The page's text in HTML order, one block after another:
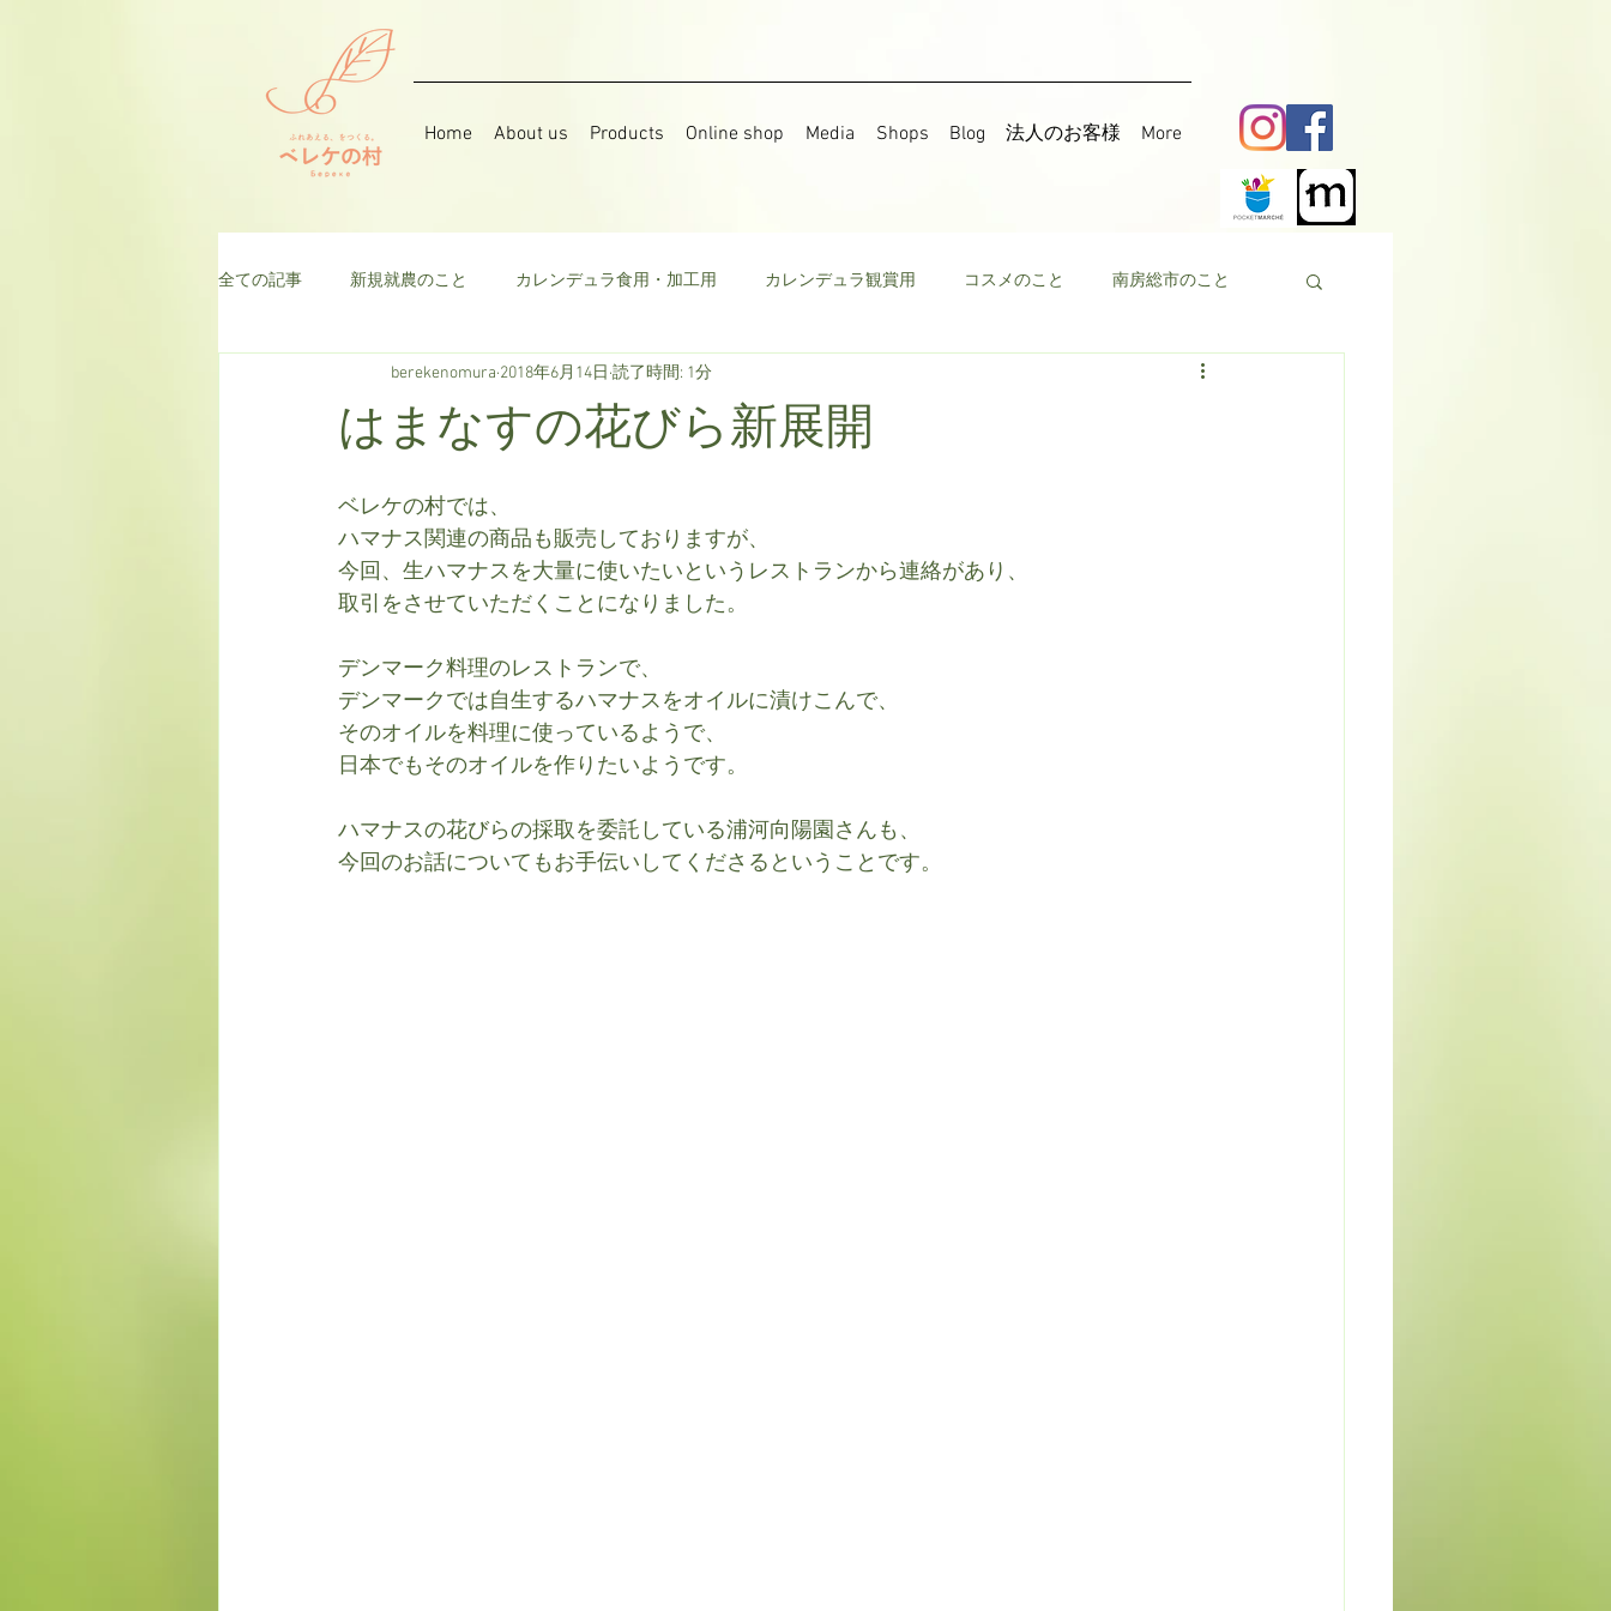
Home About us Products Online shop Media Shops Blog 法人のお客様 More
全ての記事 新規就農のこと カレンデュラ食用・加工用 カレンデュラ観賞用 コスメのこと 南房総市のこと
そら豆 ハーブ 果樹 食用菜の花
はまなすの花びら新展開
berekenomura 2018年6月14日 読了時間: 1分
ベレケの村では、
ハマナス関連の商品も販売しておりますが、
今回、生ハマナスを大量に使いたいというレストランから連絡があり、
取引をさせていただくことになりました。
デンマーク料理のレストランで、
デンマークでは自生するハマナスをオイルに漬けこんで、
そのオイルを料理に使っているようで、
日本でもそのオイルを作りたいようです。
ハマナスの花びらの採取を委託している浦河向陽園さんも、
今回のお話についてもお手伝いしてくださるということです。